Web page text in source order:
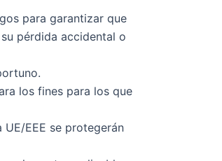
para garantizar que
pérdida accidental o
los fines para los que
EEE se protegerán